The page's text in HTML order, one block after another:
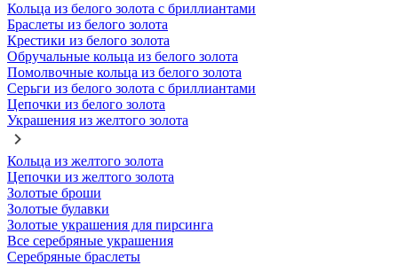
Кольца из белого золота с бриллиантами
Браслеты из белого золота
Крестики из белого золота
Обручальные кольца из белого золота
Помолвочные кольца из белого золота
Серьги из белого золота с бриллиантами
Цепочки из белого золота
Украшения из желтого золота
Кольца из желтого золота
Цепочки из желтого золота
Золотые броши
Золотые булавки
Золотые украшения для пирсинга
Все серебряные украшения
Серебряные браслеты